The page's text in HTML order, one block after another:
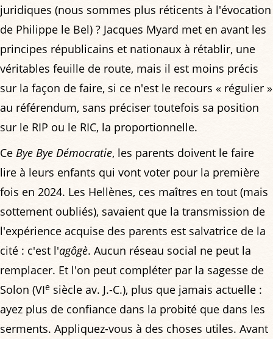
juridiques (nous sommes plus réticents à l'évocation
de Philippe le Bel) ? Jacques Myard met en avant les
principes républicains et nationaux à rétablir, une
véritables feuille de route, mais il est moins précis
sur la façon de faire, si ce n'est le recours « régulier »
au référendum, sans préciser toutefois sa position
sur le RIP ou le RIC, la proportionnelle.
Ce Bye Bye Démocratie, les parents doivent le faire
lire à leurs enfants qui vont voter pour la première
fois en 2024. Les Hellènes, ces maîtres en tout (mais
sottement oubliés), savaient que la transmission de
l'expérience acquise des parents est salvatrice de la
cité : c'est l'agôgè. Aucun réseau social ne peut la
remplacer. Et l'on peut compléter par la sagesse de
Solon (VIe siècle av. J.-C.), plus que jamais actuelle :
ayez plus de confiance dans la probité que dans les
serments. Appliquez-vous à des choses utiles. Avant